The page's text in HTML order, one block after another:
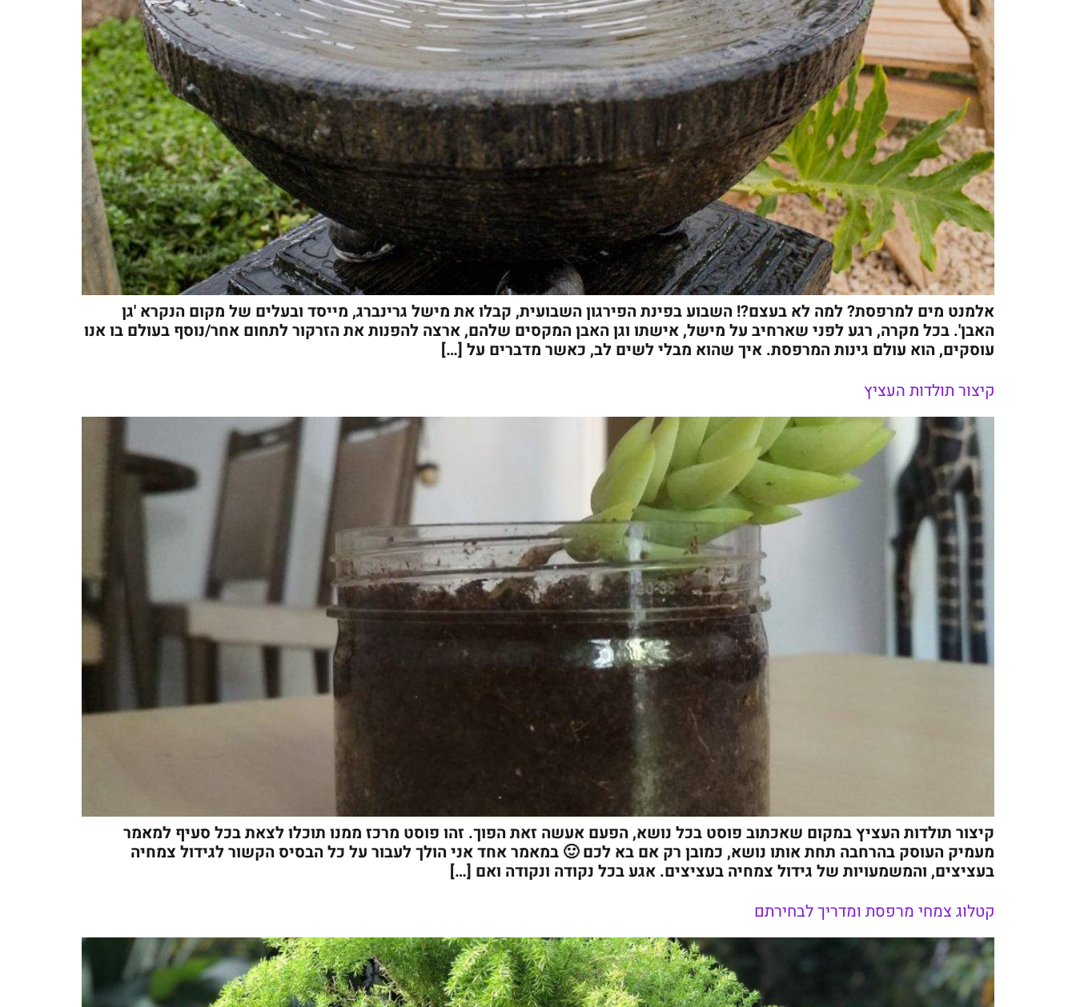
אלמנט מים למרפסת? למה לא בעצם?! השבוע בפינת הפירגון השבועית, קבלו את מישל גרינברג, מייסד ובעלים של מקום הנקרא 'גן
האבן'. בכל מקרה, רגע לפני שארחיב על מישל, אישתו וגן האבן המקסים שלהם, ארצה להפנות את הזרקור לתחום אחר/נוסף בעולם בו אנו
עוסקים, הוא עולם גינות המרפסת. איך שהוא מבלי לשים לב, כאשר מדברים על […]
קיצור תולדות העציץ
קיצור תולדות העציץ במקום שאכתוב פוסט בכל נושא, הפעם אעשה זאת הפוך. זהו פוסט מרכז ממנו תוכלו לצאת בכל סעיף למאמר
מעמיק העוסק בהרחבה תחת אותו נושא, כמובן רק אם בא לכם 🙂 במאמר אחד אני הולך לעבור על כל הבסיס הקשור לגידול צמחיה
בעציצים, והמשמעויות של גידול צמחיה בעציצים. אגע בכל נקודה ונקודה ואם […]
קטלוג צמחי מרפסת ומדריך לבחירתם